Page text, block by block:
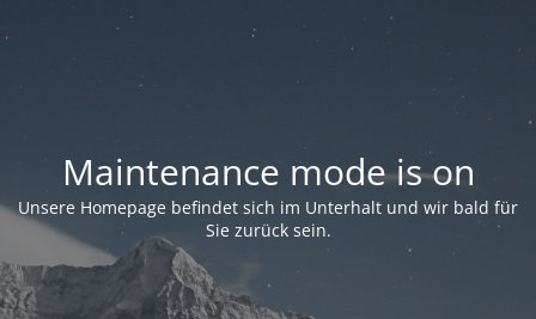
Maintenance mode is on
Unsere Homepage befindet sich im Unterhalt und wir bald für
Sie zurück sein.